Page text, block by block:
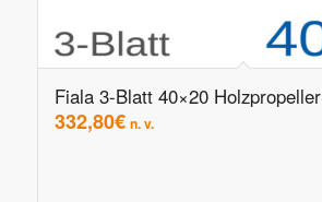
Fiala 3-Blatt 40×20 Holzpropeller
332,80€ n. v.